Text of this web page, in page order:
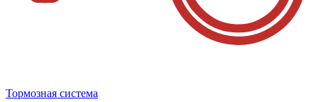
Тормозная система